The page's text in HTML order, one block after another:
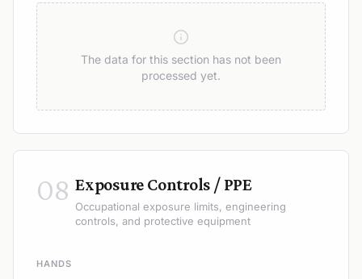
The data for this section has not been
processed yet.
08 Exposure Controls / PPE
Occupational exposure limits, engineering
controls, and protective equipment
HANDS